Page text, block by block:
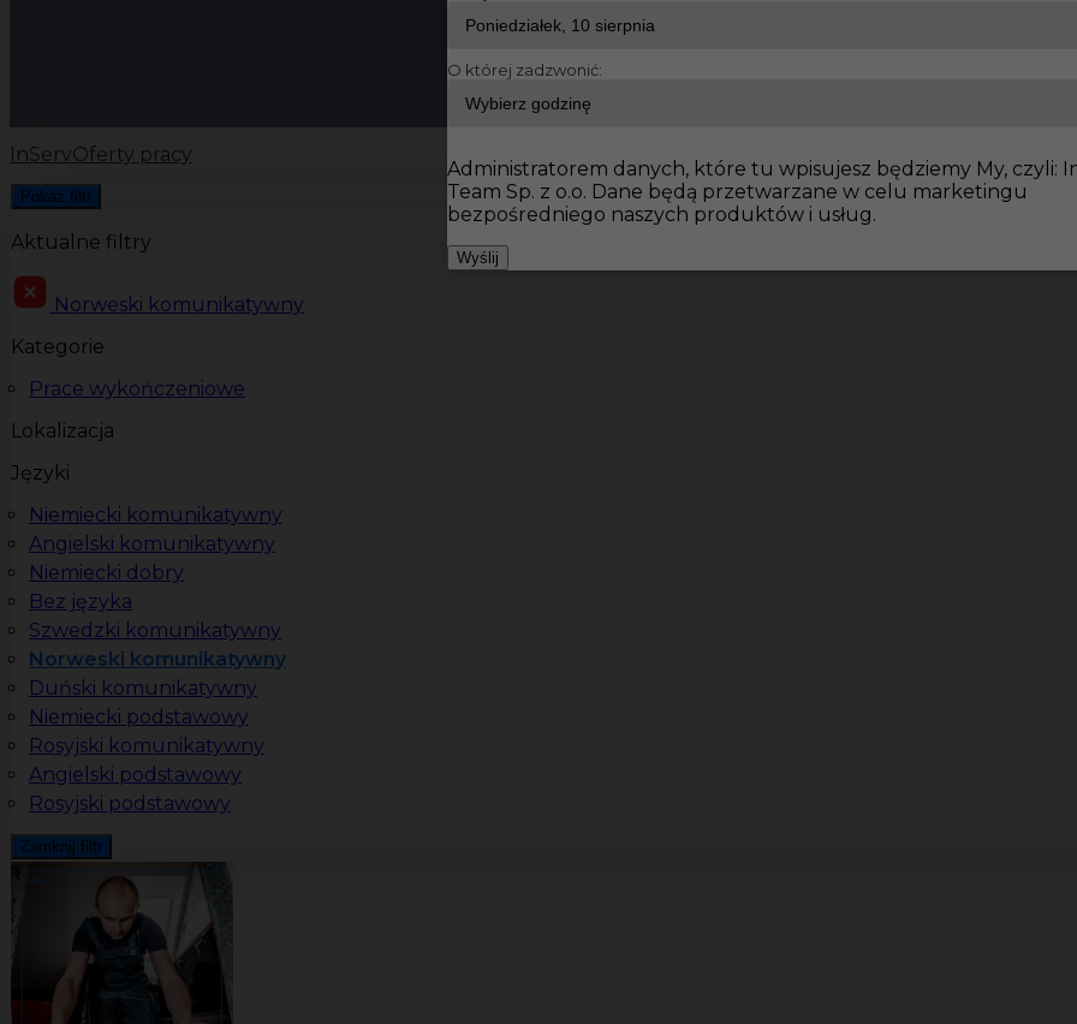
InServOferty pracy
Pokaż filtr
Aktualne filtry
Norweski komunikatywny
Kategorie
Prace wykończeniowe
Lokalizacja
Języki
Niemiecki komunikatywny
Angielski komunikatywny
Niemiecki dobry
Bez języka
Szwedzki komunikatywny
Norweski komunikatywny
Duński komunikatywny
Niemiecki podstawowy
Rosyjski komunikatywny
Angielski podstawowy
Rosyjski podstawowy
Zamknij filtr
O której zadzwonić:
Administratorem danych, które tu wpisujesz będziemy My, czyli:
Team Sp. z o.o. Dane będą przetwarzane w celu marketingu
bezpośredniego naszych produktów i usług.
Wyślij